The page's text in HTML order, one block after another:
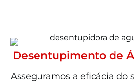
Desentupimento de
Asseguramos a eficácia do